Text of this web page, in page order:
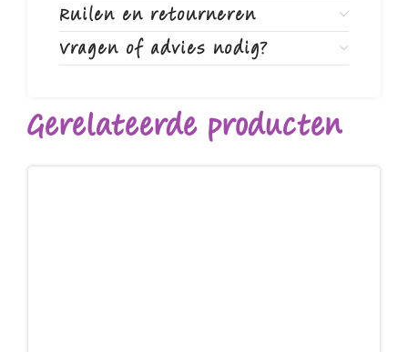
Ruilen en retourneren
Vragen of advies nodig?
Gerelateerde producten